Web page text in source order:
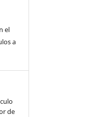
el
a
de